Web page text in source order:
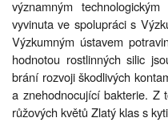
významným
vyvinuta ve spolupráci s
Výzkumným ústavem
hodnotou rostlinných silic
brání rozvoji škodlivých
a znehodnocující bakterie. Z
růžových květů Zlatý klas s